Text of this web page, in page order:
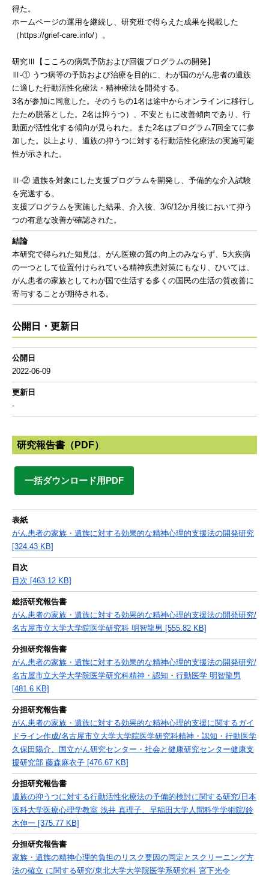
得た。
ホームページの運用を継続し、研究班で得らえた成果を掲載した
（https://grief-care.info/）。
研究Ⅲ【こころの病気予防および回復プログラムの開発】
Ⅲ-① うつ病等の予防および治療を目的に、わが国のがん患者の遺族
に適した行動活性化療法・精神療法を開発する。
3名が参加に同意した。そのうちの1名は途中からオンラインに移行し
たため脱落とした。2名は抑うつ）、不安ともに改善傾向であり、行
動面が活性化する傾向が見られた。また2名はプログラム7回全てに参
加した。以上より、遺族の抑うつに対する行動活性化療法の実施可能
性が示された。
Ⅲ-② 遺族を対象にした支援プログラムを開発し、予備的な介入試験
を完遂する。
支援プログラムを実施した結果、介入後、3/6/12か月後において抑う
つの有意な改善が確認された。
結論
本研究で得られた知見は、がん医療の質の向上のみならず、5大疾病
の一つとして位置付けられている精神疾患対策にもなり、ひいては、
がん患者の家族としてわが国で生活する多くの国民の生活の質改善に
寄与することが期待される。
公開日・更新日
公開日
2022-06-09
更新日
-
研究報告書（PDF）
一括ダウンロード用PDF
表紙
がん患者の家族・遺族に対する効果的な精神心理的支援法の開発研究
[324.43 KB]
目次
目次 [463.12 KB]
総括研究報告書
がん患者の家族・遺族に対する効果的な精神心理的支援法の開発研究/
名古屋市立大学大学院医学研究科 明智龍男 [555.82 KB]
分担研究報告書
がん患者の家族・遺族に対する効果的な精神心理的支援法の開発研究/
名古屋市立大学大学院医学研究科精神・認知・行動医学 明智龍男
[481.6 KB]
分担研究報告書
がん患者の家族・遺族に対する効果的な精神心理的支援に関するガイ
ドライン作成/名古屋市立大学大学院医学研究科精神・認知・行動医学
久保田陽介、国立がん研究センター・社会と健康研究センター健康支
援研究部 藤森麻衣子 [476.67 KB]
分担研究報告書
遺族の抑うつに対する行動活性化療法の予備的検討に関する研究/日本
医科大学医療心理学教室 浅井 真理子、早稲田大学人間科学学術院/鈴
木伸一 [375.77 KB]
分担研究報告書
家族・遺族の精神心理的負担のリスク要因の同定とスクリーニング方
法の確立 に関する研究/東北大学大学院医学系研究科 宮下光令